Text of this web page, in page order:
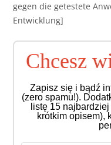
gegen die getestete
Entwicklung]
Chcesz
Zapisz się i bądź
(zero spamu!).
listę 15
krótkim opisem),